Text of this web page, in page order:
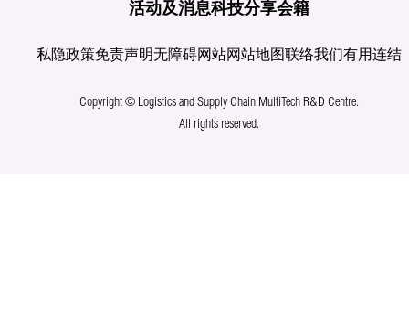
活动及消息科技分享会籍
私隐政策免责声明无障碍网站网站地图联络我们有用连结
Copyright © Logistics and Supply Chain MultiTech R&D Centre.
All rights reserved.